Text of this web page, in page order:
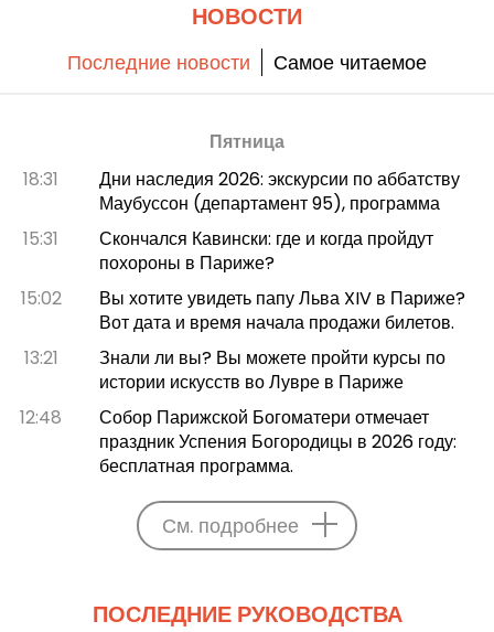
НОВОСТИ
Последние новости Самое читаемое
Пятница
18:31
Дни наследия 2026: экскурсии по аббатству
Маубуссон (департамент 95), программа
15:31
Скончался Кавински: где и когда пройдут
похороны в Париже?
15:02
Вы хотите увидеть папу Льва XIV в Париже?
Вот дата и время начала продажи билетов.
13:21
Знали ли вы? Вы можете пройти курсы по
истории искусств во Лувре в Париже
12:48
Собор Парижской Богоматери отмечает
праздник Успения Богородицы в 2026 году:
бесплатная программа.
См. подробнее
ПОСЛЕДНИЕ РУКОВОДСТВА